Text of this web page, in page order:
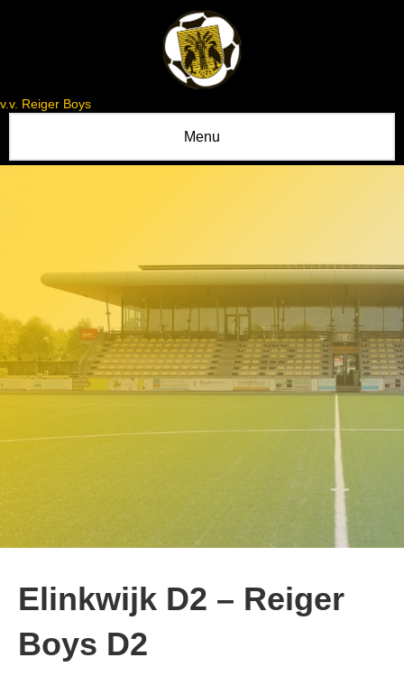
v.v. Reiger Boys
Menu
Elinkwijk D2 – Reiger
Boys D2